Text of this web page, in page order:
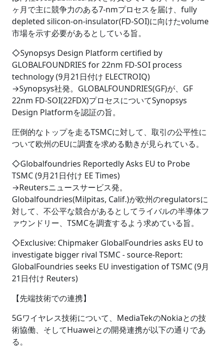
ヶ月で主に競争力のある7-nmプロセスを届け、fully
depleted silicon-on-insulator(FD-SOI)に向けたvolume
市場を示す必要があるとしている旨。
◇Synopsys Design Platform certified by
GLOBALFOUNDRIES for 22nm FD-SOI process
technology (9月21日付け ELECTROIQ)
→Synopsys社発。GLOBALFOUNDRIES(GF)が、GF
22nm FD-SOI(22FDX)プロセスについてSynopsys
Design Platformを認証の旨。
圧倒的なトップを走るTSMCに対して、取引の公平性に
ついて欧州のEUに調査を求める動きが見られている。
◇Globalfoundries Reportedly Asks EU to Probe
TSMC (9月21日付け EE Times)
→Reutersニュースサービス発。
Globalfoundries(Milpitas, Calif.)が欧州のregulatorsに
対して、不公平な競合があるとしてライバルの半導体フ
ァウンドリー、TSMCを調査するよう求めている旨。
◇Exclusive: Chipmaker GlobalFoundries asks EU to
investigate bigger rival TSMC - source-Report:
GlobalFoundries seeks EU investigation of TSMC (9月
21日付け Reuters)
【先端技術での連携】
5Gワイヤレス技術について、MediaTekのNokiaとの技
術協働、そしてHuaweiとの開発連携が以下の通りであ
る。